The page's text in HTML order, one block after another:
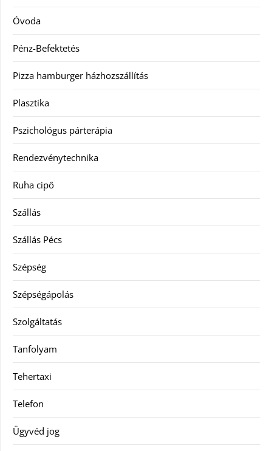
Óvoda
Pénz-Befektetés
Pizza hamburger házhozszállítás
Plasztika
Pszichológus párterápia
Rendezvénytechnika
Ruha cipő
Szállás
Szállás Pécs
Szépség
Szépségápolás
Szolgáltatás
Tanfolyam
Tehertaxi
Telefon
Ügyvéd jog